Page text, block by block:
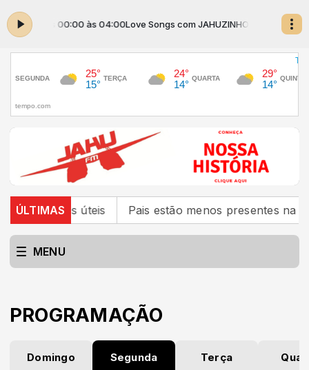
das 00:00 às 04:00Love Songs com JAHUZINHO das 00:00 às
ÚLTIMAS
funções úteis Pais estão menos presentes na
MENU
PROGRAMAÇÃO
Domingo Segunda Terça